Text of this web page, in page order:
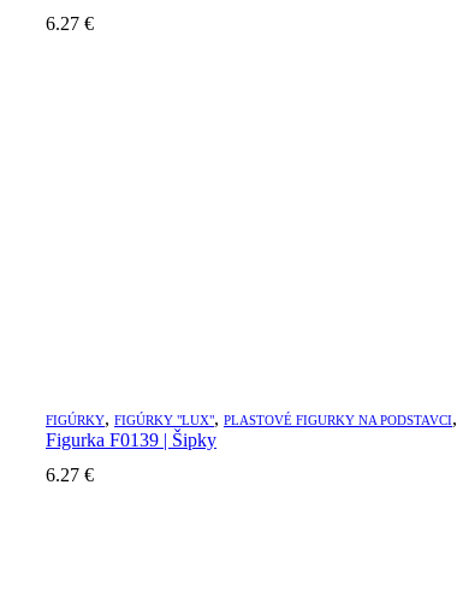
6.27 €
FIGÚRKY, FIGÚRKY "LUX", PLASTOVÉ FIGURKY NA PODSTAVCI,
Figurka F0139 | Šipky
6.27 €